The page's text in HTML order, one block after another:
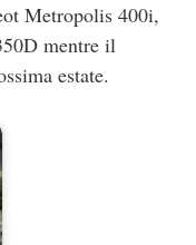
Metropolis 400i,
mentre il
estate.